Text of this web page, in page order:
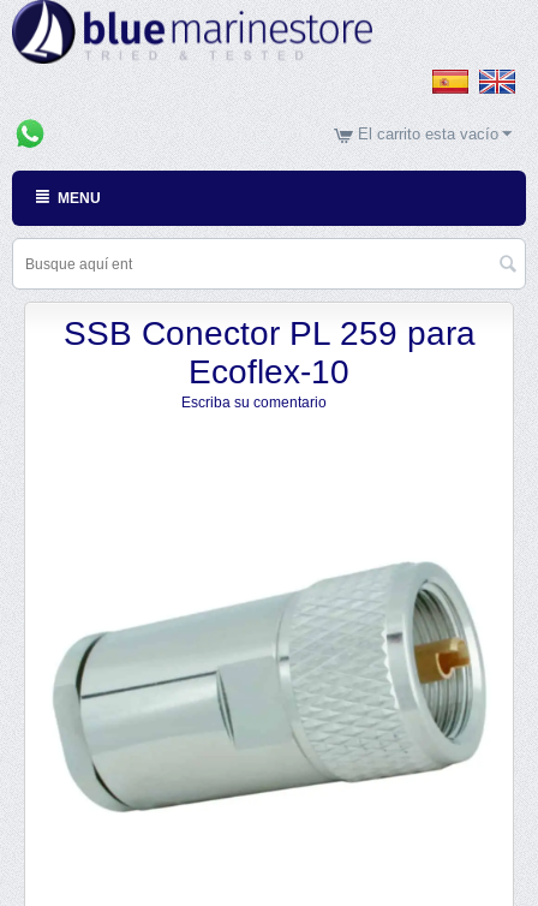
El carrito esta vacío
MENU
SSB Conector PL 259 para
Ecoflex-10
Escriba su comentario